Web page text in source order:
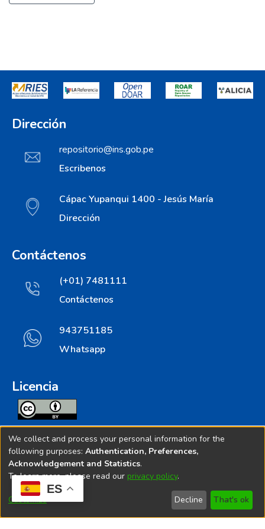
ES
Dirección
repositorio@ins.gob.pe
Escribenos
Cápac Yupanqui 1400 - Jesús María
Dirección
Contáctenos
(+01) 7481111
Contáctenos
943751185
Whatsapp
Licencia
Todos los contenidos de repositorio.ins.gob.pe estan
licenciados bajo
Creative Commoms License
© 2025. Instituto Nacional de Salud - Implementado por
We collect and process your personal information for the
following purposes: Authentication, Preferences,
Acknowledgement and Statistics.
To learn more, please read our privacy policy.
Customize Decline That's ok